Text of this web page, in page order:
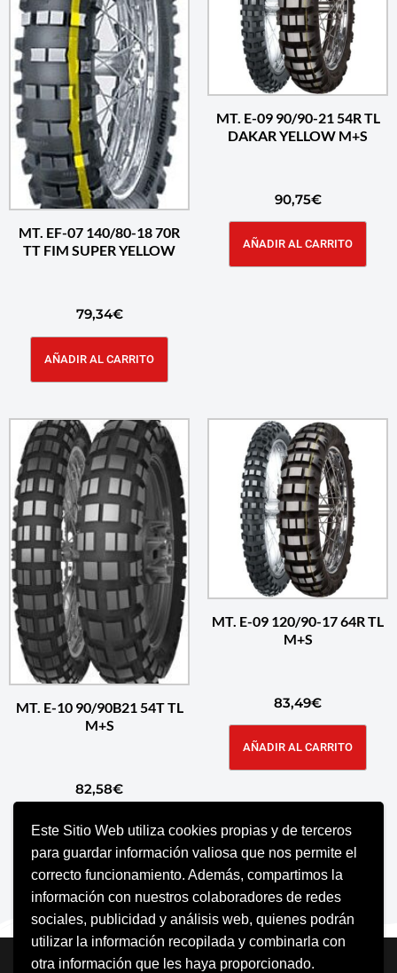
Este Sitio Web utiliza cookies propias y de terceros
para guardar información valiosa que nos permite el
correcto funcionamiento. Además, compartimos la
información con nuestros colaboradores de redes
sociales, publicidad y análisis web, quienes podrán
utilizar la información recopilada y combinarla con
otra información que les haya proporcionado.
MT. EF-07 140/80-18 70R
TT FIM SUPER YELLOW
79,34€
AÑADIR AL CARRITO
MT. E-09 90/90-21 54R TL
DAKAR YELLOW M+S
90,75€
AÑADIR AL CARRITO
MT. E-10 90/90B21 54T TL
M+S
82,58€
AÑADIR AL CARRITO
MT. E-09 120/90-17 64R TL
M+S
83,49€
AÑADIR AL CARRITO
Neve | Funciona gracias a WordPress